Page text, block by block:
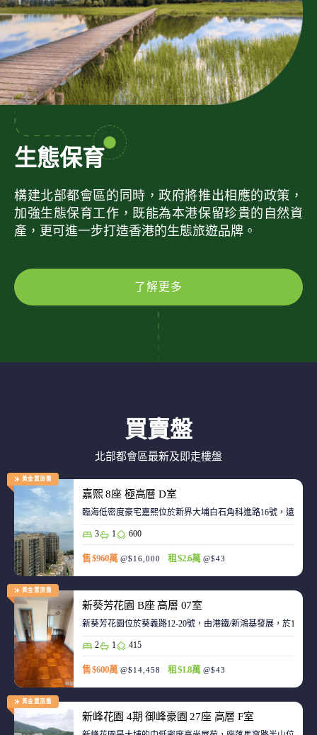
生態保育
構建北部都會區的同時，政府將推出相應的政策，
加強生態保育工作，既能為本港保留珍貴的自然資
產，更可進一步打造香港的生態旅遊品牌。
了解更多
買賣盤
北部都會區最新及即走樓盤
黃金置頂盤
嘉熙 8座 極高層 D室
臨海低密度豪宅嘉熙位於新界大埔白石角科進路16號，遠離
3 1 600
售 $960萬 @$16,000 租 $2.6萬 @$43
黃金置頂盤
新葵芳花園 B座 高層 07室
新葵芳花園位於葵義路12-20號，由港鐵/新鴻基發展，於
2 1 415
售 $600萬 @$14,458 租 $1.8萬 @$43
黃金置頂盤
新峰花園 4期 御峰豪園 27座 高層 F室